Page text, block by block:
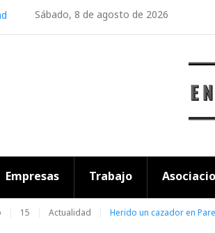
Sábado, 8 de agosto de 2026
Empresas Trabajo
15 Actualidad Herido un cazador en